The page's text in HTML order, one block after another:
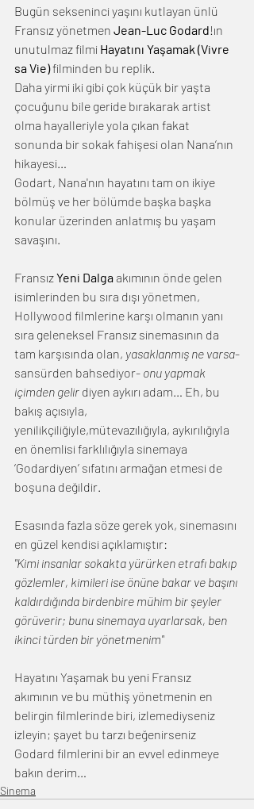
Bugün sekseninci yaşını kutlayan ünlü
Fransız yönetmen Jean-Luc Godard!ın
unutulmaz filmi Hayatını Yaşamak (Vivre
sa Vie) filminden bu replik.
Daha yirmi iki gibi çok küçük bir yaşta
çocuğunu bile geride bırakarak artist
olma hayalleriyle yola çıkan fakat
sonunda bir sokak fahişesi olan Nana’nın
hikayesi…
Godart, Nana'nın hayatını tam on ikiye
bölmüş ve her bölümde başka başka
konular üzerinden anlatmış bu yaşam
savaşını.
Fransız Yeni Dalga akımının önde gelen
isimlerinden bu sıra dışı yönetmen,
Hollywood filmlerine karşı olmanın yanı
sıra geleneksel Fransız sinemasının da
tam karşısında olan, yasaklanmış ne varsa-
sansürden bahsediyor- onu yapmak
içimden gelir diyen aykırı adam… Eh, bu
bakış açısıyla,
yenilikçiliğiyle,mütevazılığıyla, aykırılığıyla
en önemlisi farklılığıyla sinemaya
‘Godardiyen’ sıfatını armağan etmesi de
boşuna değildir.
Esasında fazla söze gerek yok, sinemasını
en güzel kendisi açıklamıştır:
"Kimi insanlar sokakta yürürken etrafı bakıp
gözlemler, kimileri ise önüne bakar ve başını
kaldırdığında birdenbire mühim bir şeyler
görüverir; bunu sinemaya uyarlarsak, ben
ikinci türden bir yönetmenim"
Hayatını Yaşamak bu yeni Fransız
akımının ve bu müthiş yönetmenin en
belirgin filmlerinde biri, izlemediyseniz
izleyin; şayet bu tarzı beğenirseniz
Godard filmlerini bir an evvel edinmeye
bakın derim…
Sinema